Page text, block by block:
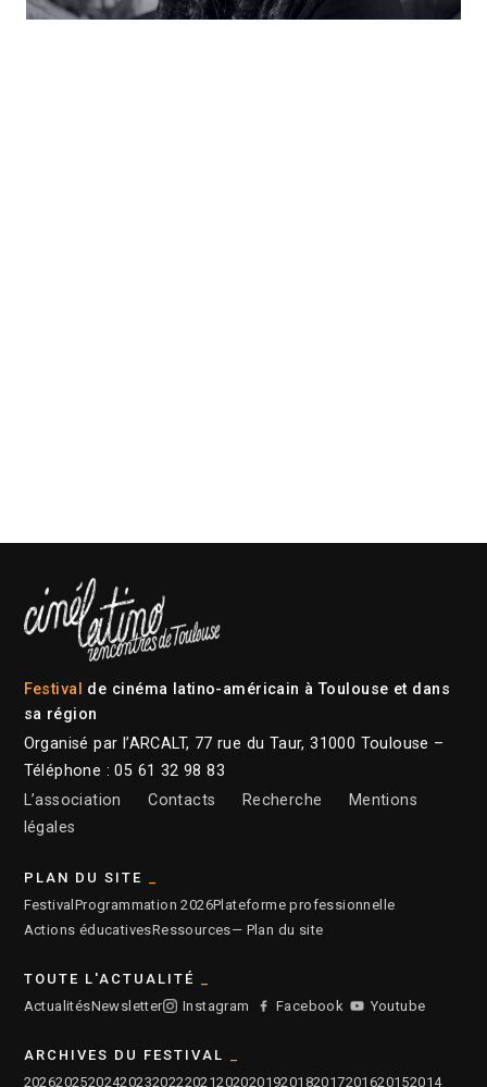
Festival de cinéma latino-américain à Toulouse et dans
sa région
Organisé par l’ARCALT, 77 rue du Taur, 31000 Toulouse –
Téléphone : 05 61 32 98 83
L’association
Contacts Recherche
Mentions
légales
PLAN DU SITE
Festival Programmation 2026Plateforme professionnelle
Actions éducativesRessources— Plan du site
TOUTE L'ACTUALITÉ
ActualitésNewsletter Instagram Facebook Youtube
ARCHIVES DU FESTIVAL
2026202520242023202220212020201920182017201620152014